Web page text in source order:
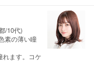
/10代)
素の薄い瞳
れます。コケ